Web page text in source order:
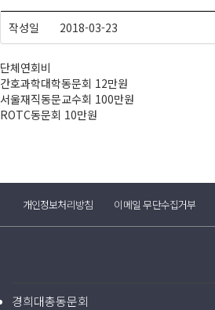
작성일 2018-03-23
단체연회비
간호과학대학동문회 12만원
서울재직동문교수회 100만원
ROTC동문회 10만원
개인정보처리방침 이메일 무단수집거부
경희대총동문회